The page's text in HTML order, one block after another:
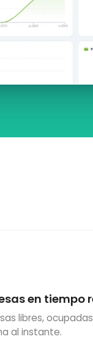
en tiempo
libres,
al instante.